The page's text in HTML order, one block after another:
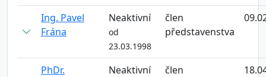
Ing. Pavel
Frána
Neaktivní
od
23.03.1998
člen
představenstva
PhDr.
Neaktivní
člen